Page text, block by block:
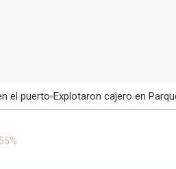
el puerto Explotaron cajero en